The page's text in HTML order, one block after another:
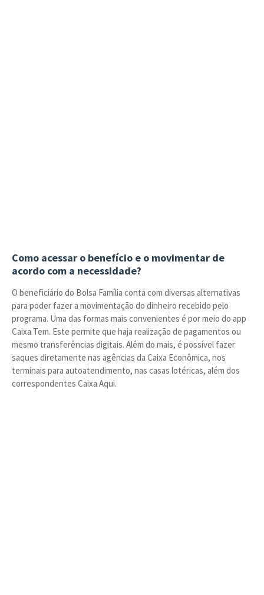
Como acessar o benefício e o movimentar de
acordo com a necessidade?
O beneficiário do Bolsa Família conta com diversas alternativas
para poder fazer a movimentação do dinheiro recebido pelo
programa. Uma das formas mais convenientes é por meio do app
Caixa Tem. Este permite que haja realização de pagamentos ou
mesmo transferências digitais. Além do mais, é possível fazer
saques diretamente nas agências da Caixa Econômica, nos
terminais para autoatendimento, nas casas lotéricas, além dos
correspondentes Caixa Aqui.